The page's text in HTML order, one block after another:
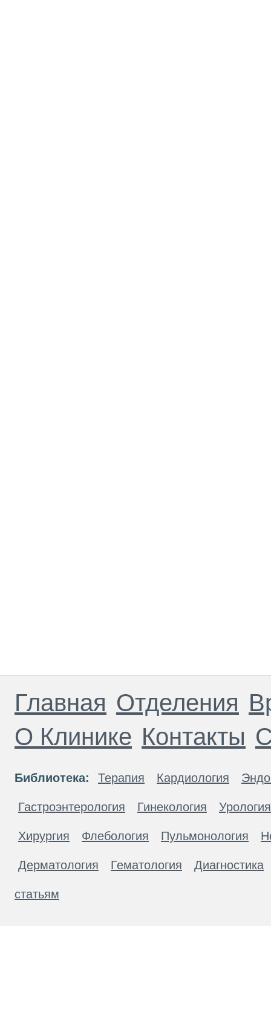
Главная Отделения
О Клинике Контакты
Библиотека: Терапия Кардиология
Гастроэнтерология Гинекология Урология
Хирургия Флебология Пульмонология
Дерматология Гематология Диагностика
статьям